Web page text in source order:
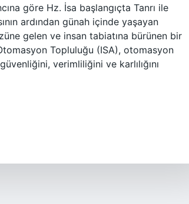
göre Hz. İsa başlangıçta Tanrı ile
ardından günah içinde yaşayan
gelen ve insan tabiatına bürünen bir
Topluluğu (ISA), otomasyon
verimliliğini ve karlılığını